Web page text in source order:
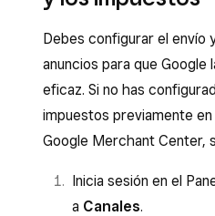
Debes configurar el envío
anuncios para que Google
eficaz. Si no has
impuestos previamente
Google Merchant Center,
Inicia sesión en el
a Canales.